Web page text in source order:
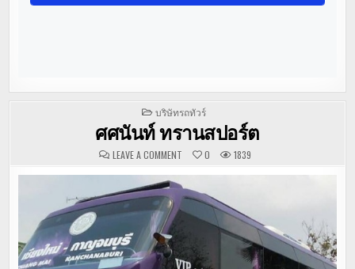
POSTED
IN
บริษัทรถทัวร์
ศศนันท์ ทรานสปอร์ต
LEAVE A COMMENT
นันท์
ทรานสปอร์ต
0 1839